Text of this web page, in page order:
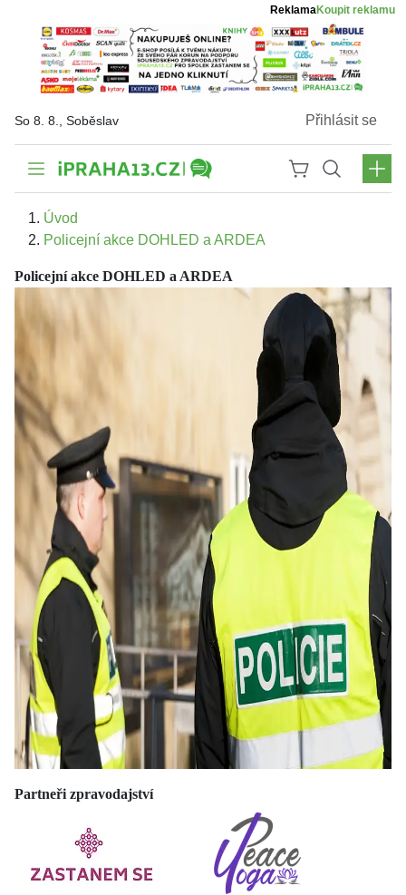
ReklamaKoupit reklamu
So 8. 8., Soběslav Přihlásit se
Úvod
Policejní akce DOHLED a ARDEA
Policejní akce DOHLED a ARDEA
Partneři zpravodajství